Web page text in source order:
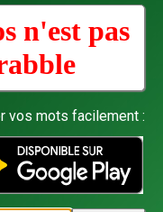
n'est pas
vos mots facilement :